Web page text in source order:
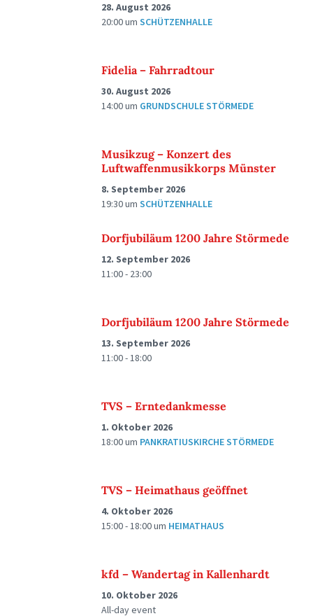
28. August 2026
20:00um SCHÜTZENHALLE
Fidelia – Fahrradtour
30. August 2026
14:00um GRUNDSCHULE STÖRMEDE
Musikzug – Konzert des
Luftwaffenmusikkorps Münster
8. September 2026
19:30um SCHÜTZENHALLE
Dorfjubiläum 1200 Jahre Störmede
12. September 2026
11:00 - 23:00
Dorfjubiläum 1200 Jahre Störmede
13. September 2026
11:00 - 18:00
TVS – Erntedankmesse
1. Oktober 2026
18:00um PANKRATIUSKIRCHE STÖRMEDE
TVS – Heimathaus geöffnet
4. Oktober 2026
15:00 - 18:00um HEIMATHAUS
kfd – Wandertag in Kallenhardt
10. Oktober 2026
All-day event